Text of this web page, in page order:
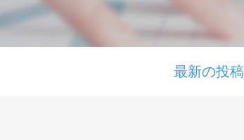
最新の投稿